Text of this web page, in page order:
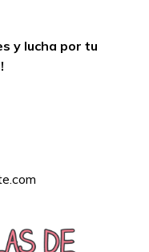
y lucha por tu